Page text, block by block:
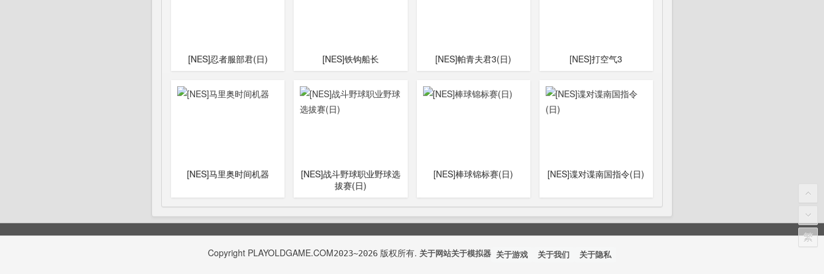
[NES]忍者服部君(日) [NES]铁钩船长 [NES]帕青夫君3(日) [NES]打空气3
[NES]马里奥时间机器
[NES]战斗野球职业野球选
拔赛(日)
[NES]棒球锦标赛(日) [NES]谍对谍南国指令(日)
Copyright PLAYOLDGAME.COM2023~2026 版权所有. 关于网站关于模拟器 关于游戏 关于我们 关于隐私
繁